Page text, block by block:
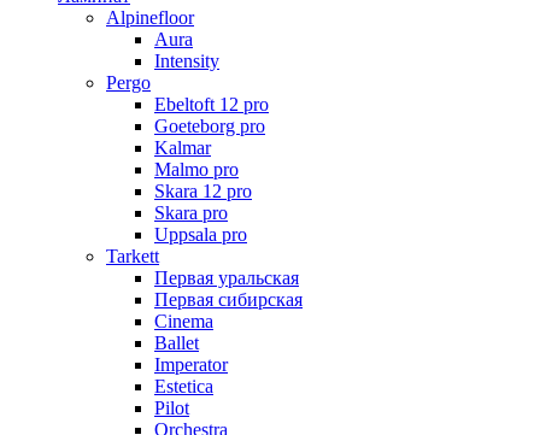
Alpinefloor
Aura
Intensity
Pergo
Ebeltoft 12 pro
Goeteborg pro
Kalmar
Malmo pro
Skara 12 pro
Skara pro
Uppsala pro
Tarkett
Первая уральская
Первая сибирская
Cinema
Ballet
Imperator
Estetica
Pilot
Orchestra